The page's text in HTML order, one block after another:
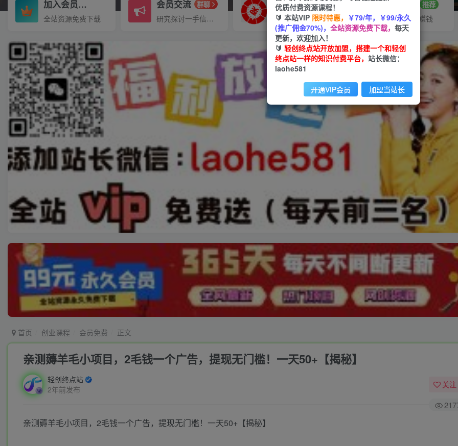
加入会员3.3折
全站资源免费下载
会员交流 群聊
研究探讨一手信息差
推广赚钱
70%分佣
推广返佣高达70%
站长招募 推荐
24小时自动赚钱
首页 创业课程 会员免费 正文
亲测薅羊毛小项目，2毛钱一个广告，提现无门槛！一天50+【揭秘】
轻创终点站
2年前发布
关注
亲测薅羊毛小项目，2毛钱一个广告，提现无门槛！一天50+【揭秘】
优质付费资源课程！
🔰 本站VIP 限时特惠， ￥79/年，￥99/永久
(推广佣金70%)， 全站资源免费下载， 每天
更新，欢迎加入！
🔰 轻创终点站开放加盟，搭建一个和轻创
终点站一样的知识付费平台， 站长微信：
laohe581
开通VIP会员 加盟当站长